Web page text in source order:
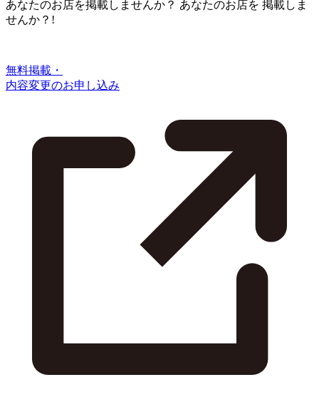
あなたのお店を掲載しませんか？ あなたのお店を 掲載しま
せんか？!
無料掲載・
内容変更のお申し込み